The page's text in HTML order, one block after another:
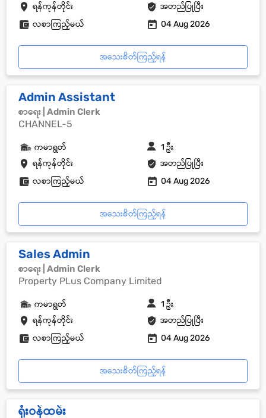
ရန်ကုန်တိုင်း အတည်ပြုပြီး
လစာကြည့်မယ် 04 Aug 2026
အသေးစိတ်ကြည့်ရန်
Admin Assistant
စာရေး | Admin Clerk
CHANNEL-5
ရန်ကုန်တိုင်း အတည်ပြုပြီး
ကမာရွတ် 1 ဦး
လစာကြည့်မယ် 04 Aug 2026
အသေးစိတ်ကြည့်ရန်
Sales Admin
စာရေး | Admin Clerk
Property PLus Company Limited
ရန်ကုန်တိုင်း အတည်ပြုပြီး
ကမာရွတ် 1 ဦး
လစာကြည့်မယ် 04 Aug 2026
အသေးစိတ်ကြည့်ရန်
ရုံးဝန်ထမ်း